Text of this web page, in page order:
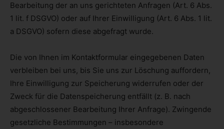
Bearbeitung der an uns gerichteten Anfragen (Art. 6 Abs.
1 lit. f DSGVO) oder auf Ihrer Einwilligung (Art. 6 Abs. 1 lit.
a DSGVO) sofern diese abgefragt wurde.
Die von Ihnen im Kontaktformular eingegebenen Daten
verbleiben bei uns, bis Sie uns zur Löschung auffordern,
Ihre Einwilligung zur Speicherung widerrufen oder der
Zweck für die Datenspeicherung entfällt (z. B. nach
abgeschlossener Bearbeitung Ihrer Anfrage). Zwingende
gesetzliche Bestimmungen – insbesondere